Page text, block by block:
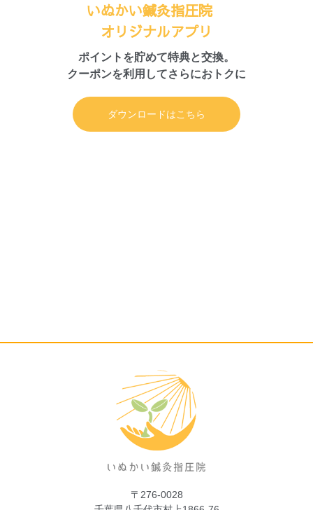
いぬかい鍼灸指圧院
オリジナルアプリ
ポイントを貯めて特典と交換。
クーポンを利用してさらにおトクに
ダウンロードはこちら
〒276-0028